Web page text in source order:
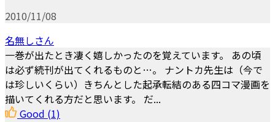
2010/11/08
名無しさん
一巻が出たとき凄く嬉しかったのを覚えています。 あの頃
は必ず続刊が出てくれるものと…。 ナントカ先生は（今で
は珍しいくらい）きちんとした起承転結のある四コマ漫画を
描いてくれる方だと思います。 だ...
Good (1)